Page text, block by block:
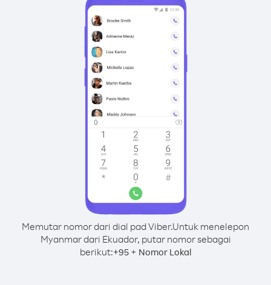
Memutar nomor dari dial pad Viber.Untuk menelepon
Myanmar dari Ekuador, putar nomor sebagai
berikut:+95+ Nomor Lokal